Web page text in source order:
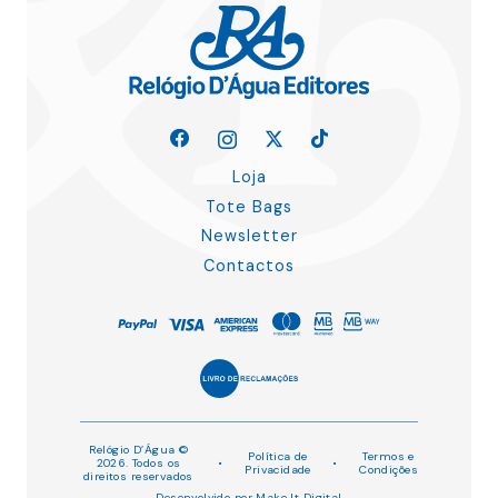
Loja
Tote Bags
Newsletter
Contactos
Relógio D’Água ©
2026. Todos os
direitos reservados
•
Política de
Privacidade
•
Termos e
Condições